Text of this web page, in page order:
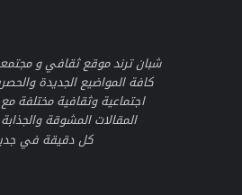
شبان ترند موقع ثقافي و
كافة المواضيع الجديدة
اجتماعية وثقافية مختلفة
المقالات المشوقة
كل دقيقة في